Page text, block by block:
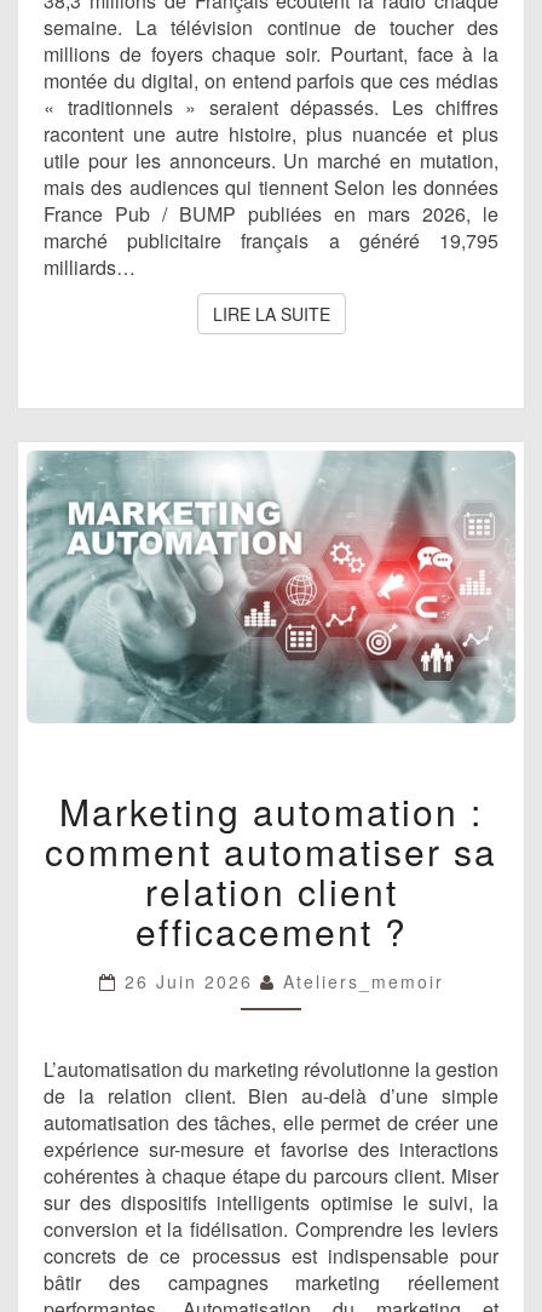
2026
semaine. La télévision continue de toucher des
millions de foyers chaque soir. Pourtant, face à la
montée du digital, on entend parfois que ces médias
« traditionnels » seraient dépassés. Les chiffres
racontent une autre histoire, plus nuancée et plus
utile pour les annonceurs. Un marché en mutation,
mais des audiences qui tiennent Selon les données
France Pub / BUMP publiées en mars 2026, le
marché publicitaire français a généré 19,795
milliards…
LIRE LA SUITELIRE LA SUITE
AUTOMATION
:
COMMENT
AUTOMATISER
SA
RELATION
CLIENT
EFFICACEMENT
?
Marketing automation :
comment automatiser sa
relation client
efficacement ?
26 Juin 2026 Ateliers_memoir
L’automatisation du marketing révolutionne la gestion
de la relation client. Bien au-delà d’une simple
automatisation des tâches, elle permet de créer une
expérience sur-mesure et favorise des interactions
cohérentes à chaque étape du parcours client. Miser
sur des dispositifs intelligents optimise le suivi, la
conversion et la fidélisation. Comprendre les leviers
concrets de ce processus est indispensable pour
bâtir des campagnes marketing réellement